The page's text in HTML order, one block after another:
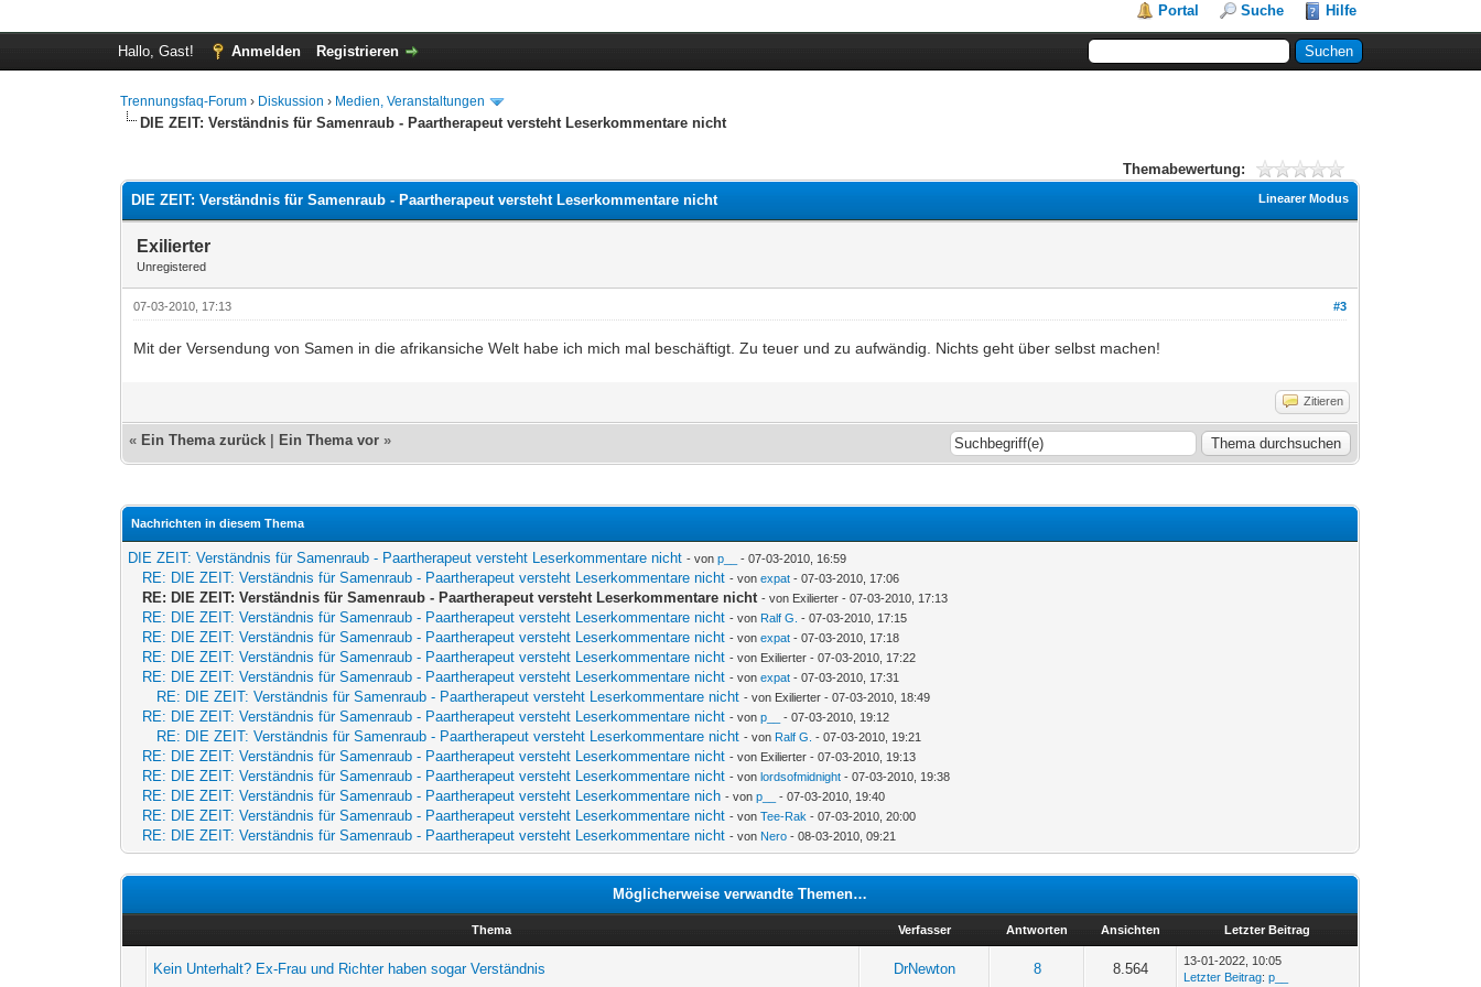
Portal Suche Hilfe
Hallo, Gast! Anmelden Registrieren
Trennungsfaq-Forum › Diskussion › Medien, Veranstaltungen
DIE ZEIT: Verständnis für Samenraub - Paartherapeut versteht Leserkommentare nicht
Themabewertung:
Linearer Modus
DIE ZEIT: Verständnis für Samenraub - Paartherapeut versteht Leserkommentare nicht
Exilierter
Unregistered
#3
07-03-2010, 17:13
Mit der Versendung von Samen in die afrikansiche Welt habe ich mich mal beschäftigt. Zu teuer und zu aufwändig. Nichts geht über selbst machen!
Zitieren
« Ein Thema zurück Ein Thema vor »
Nachrichten in diesem Thema
DIE ZEIT: Verständnis für Samenraub - Paartherapeut versteht Leserkommentare nicht - vonp__ - 07-03-2010, 16:59
RE: DIE ZEIT: Verständnis für Samenraub - Paartherapeut versteht Leserkommentare nicht - vonexpat - 07-03-2010, 17:06
RE: DIE ZEIT: Verständnis für Samenraub - Paartherapeut versteht Leserkommentare nicht - von Exilierter - 07-03-2010, 17:13
RE: DIE ZEIT: Verständnis für Samenraub - Paartherapeut versteht Leserkommentare nicht - von Ralf G. - 07-03-2010, 17:15
RE: DIE ZEIT: Verständnis für Samenraub - Paartherapeut versteht Leserkommentare nicht - vonexpat - 07-03-2010, 17:18
RE: DIE ZEIT: Verständnis für Samenraub - Paartherapeut versteht Leserkommentare nicht - von Exilierter - 07-03-2010, 17:22
RE: DIE ZEIT: Verständnis für Samenraub - Paartherapeut versteht Leserkommentare nicht - vonexpat - 07-03-2010, 17:31
RE: DIE ZEIT: Verständnis für Samenraub - Paartherapeut versteht Leserkommentare nicht - von Exilierter - 07-03-2010, 18:49
RE: DIE ZEIT: Verständnis für Samenraub - Paartherapeut versteht Leserkommentare nicht - vonp__ - 07-03-2010, 19:12
RE: DIE ZEIT: Verständnis für Samenraub - Paartherapeut versteht Leserkommentare nicht - von Ralf G. - 07-03-2010, 19:21
RE: DIE ZEIT: Verständnis für Samenraub - Paartherapeut versteht Leserkommentare nicht - von Exilierter - 07-03-2010, 19:13
RE: DIE ZEIT: Verständnis für Samenraub - Paartherapeut versteht Leserkommentare nicht - vonlordsofmidnight - 07-03-2010, 19:38
RE: DIE ZEIT: Verständnis für Samenraub - Paartherapeut versteht Leserkommentare nich - vonp__ - 07-03-2010, 19:40
RE: DIE ZEIT: Verständnis für Samenraub - Paartherapeut versteht Leserkommentare nicht - vonTee-Rak - 07-03-2010, 20:00
RE: DIE ZEIT: Verständnis für Samenraub - Paartherapeut versteht Leserkommentare nicht - von Nero - 08-03-2010, 09:21
Möglicherweise verwandte Themen…
Thema Verfasser Antworten Ansichten Letzter Beitrag
Kein Unterhalt? Ex-Frau und Richter haben sogar Verständnis DrNewton 8 8.564
13-01-2022, 10:05
Letzter Beitrag:p__